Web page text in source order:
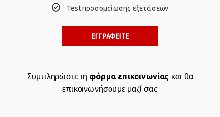
Test προσομοίωσης εξετάσεων
ΕΓΓΡΑΦΕΙΤΕ
Συμπληρώστε τη φόρμα επικοινωνίας και θα
επικοινωνήσουμε μαζί σας